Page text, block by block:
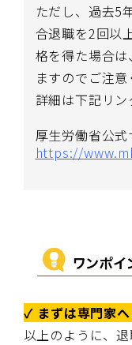
ただし、過去5
合退職を2回以
格を得た場合
ますのでご注意
詳細は下記リン
厚生労働省公式
https://
✓ まずは専門家
以上のように、